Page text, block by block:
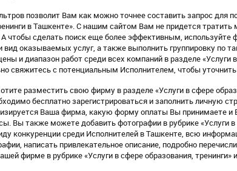
позволит Вам как можно точнее составить запрос для
в Ташкенте». С нашим сайтом Вам не придется
чтобы сделать поиск еще более эффективным, используйте
вид оказываемых услуг, а также выполнить группировку по
и диапазон работ среди всех компаний в разделе
свяжитесь с потенциальным Исполнителем, чтобы
разместить свою фирму в разделе «Услуги в сфере
бесплатно зарегистрироваться и заполнить личную
Ваша фирма, какую форму оплаты Вы принимаете
Вы также можете добавить фотографии в рубрике «Услуги
конкуренции среди Исполнителей в Ташкенте, всю
написать привлекательное описание, подробно
фирме в рубрике «Услуги в сфере образования, тренинги»